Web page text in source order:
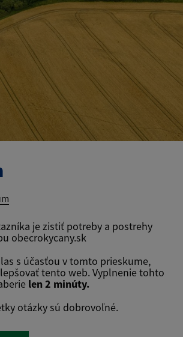
je zistiť potreby a postrehy
obecrokycany.sk
s účasťou v tomto prieskume,
tento web. Vyplnenie tohto
len 2 minúty.
otázky sú dobrovoľné.